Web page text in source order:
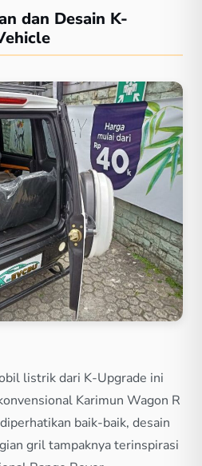
dan Desain K-
listrik dari K-Upgrade ini
Karimun Wagon R
baik-baik, desain
gril tampaknya terinspirasi